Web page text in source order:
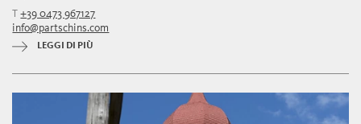
T+39 0473 967127
info@partschins.com
LEGGI DI PIÙ